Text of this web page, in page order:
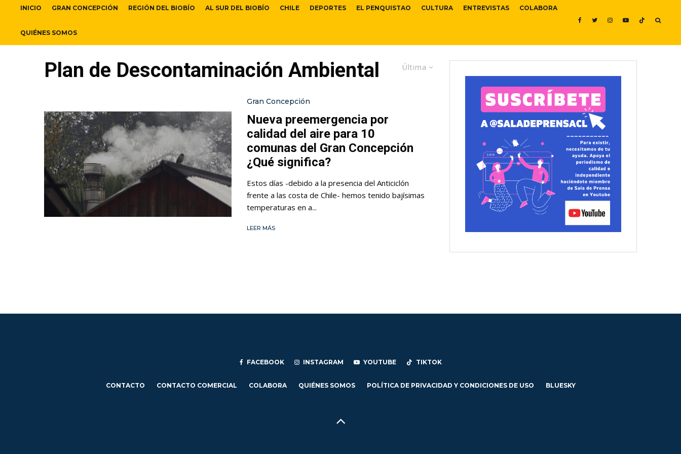
INICIO GRAN CONCEPCIÓN REGIÓN DEL BIOBÍO AL SUR DEL BIOBÍO CHILE DEPORTES EL PENQUISTAO CULTURA ENTREVISTAS COLABORA
QUIÉNES SOMOS
Última
Plan de Descontaminación Ambiental
Gran Concepción
Nueva preemergencia por
calidad del aire para 10
comunas del Gran Concepción
¿Qué significa?
Estos días -debido a la presencia del Anticiclón
frente a las costa de Chile- hemos tenido bajísimas
temperaturas en a...
LEER MÁS
FACEBOOK INSTAGRAM YOUTUBE TIKTOK
CONTACTO CONTACTO COMERCIAL COLABORA QUIÉNES SOMOS POLÍTICA DE PRIVACIDAD Y CONDICIONES DE USO BLUESKY